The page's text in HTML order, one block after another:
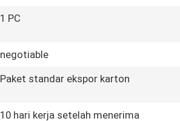
1 PC
negotiable
Paket standar ekspor karton
10 hari kerja setelah menerima